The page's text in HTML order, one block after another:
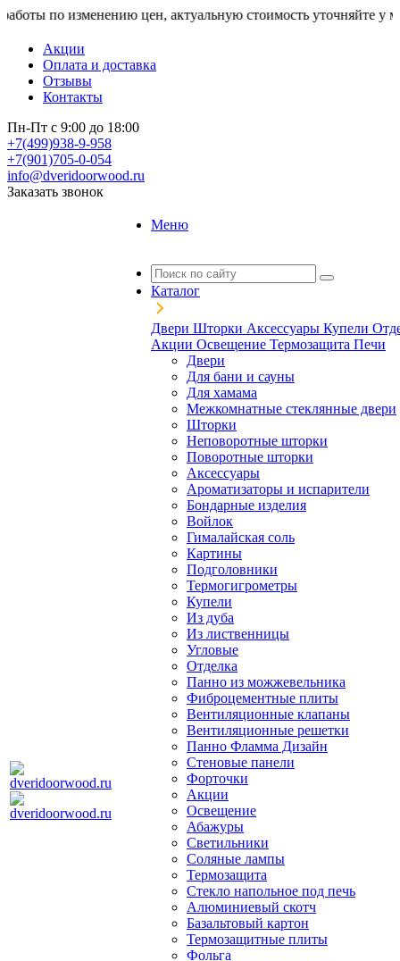
по изменению цен, актуальную стоимость уточняйте у
Акции
Оплата и доставка
Отзывы
Контакты
Пн-Пт с 9:00 до 18:00
+7(499)938-9-958
+7(901)705-0-054
info@dveridoorwood.ru
Заказать звонок
Меню
Каталог
Двери Шторки Аксессуары Купели
Акции Освещение Термозащита Печи
Двери
Для бани и сауны
Для хамама
Межкомнатные стеклянные двери
Шторки
Неповоротные шторки
Поворотные шторки
Аксессуары
Ароматизаторы и испарители
Бондарные изделия
Войлок
Гималайская соль
Картины
Подголовники
Термогигрометры
Купели
Из дуба
Из лиственницы
Угловые
Отделка
Панно из можжевельника
Фиброцементные плиты
Вентиляционные клапаны
Вентиляционные решетки
Панно Фламма Дизайн
Стеновые панели
Форточки
Акции
Освещение
Абажуры
Светильники
Соляные лампы
Термозащита
Стекло напольное под печь
Алюминиевый скотч
Базальтовый картон
Термозащитные плиты
Фольга